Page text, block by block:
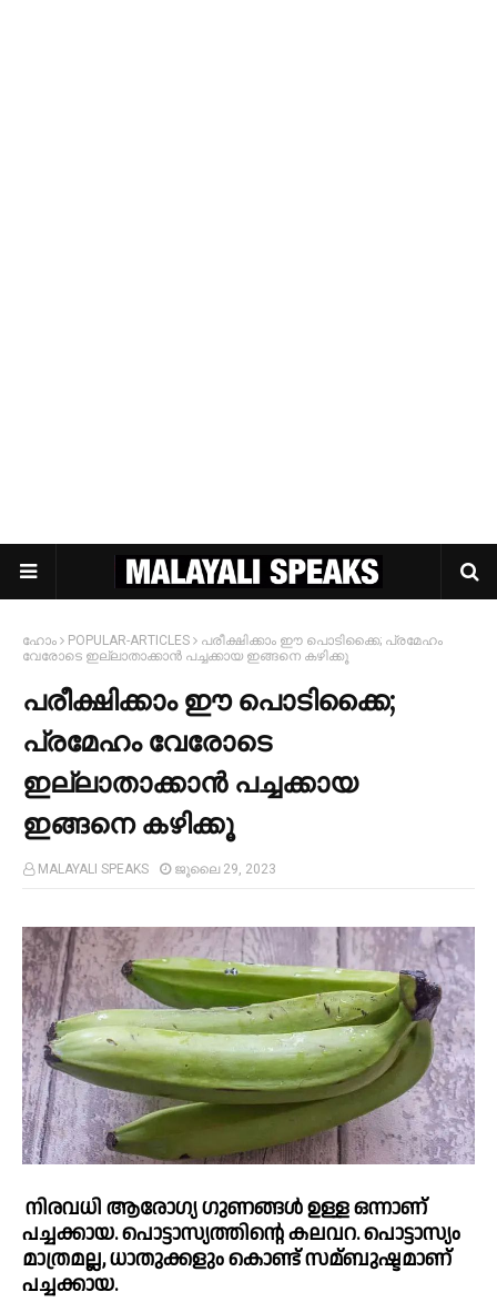
ഹോം POPULAR-ARTICLES
പരീക്ഷിക്കാം ഈ പൊടിക്കൈ; പ്രമേഹം
വേരോടെ ഇല്ലാതാക്കാന്‍ പച്ചക്കായ ഇങ്ങനെ കഴിക്കൂ
പരീക്ഷിക്കാം ഈ പൊടിക്കൈ;
പ്രമേഹം വേരോടെ
ഇല്ലാതാക്കാന്‍ പച്ചക്കായ
ഇങ്ങനെ കഴിക്കൂ
MALAYALI SPEAKS ജൂലൈ 29, 2023
നിരവധി ആരോഗ്യ ഗുണങ്ങള്‍ ഉള്ള ഒന്നാണ്
പച്ചക്കായ. പൊട്ടാസ്യത്തിന്റെ കലവറ. പൊട്ടാസ്യം
മാത്രമല്ല, ധാതുക്കളും കൊണ്ട് സമ്ബുഷ്ടമാണ്
പച്ചക്കായ.